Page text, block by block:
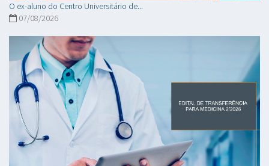
O ex-aluno do Centro Universitário de...
07/08/2026